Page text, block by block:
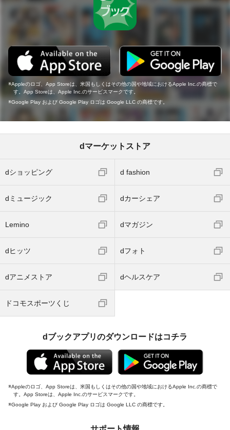
Appleのロゴ、App Storeは、米国もしくはその他の国や地域におけるApple Inc.の商標で
す。App Storeは、Apple Inc.のサービスマークです。
Google Play および Google Play ロゴは Google LLC の商標です。
dマーケットストア
dショッピング d fashion
dミュージック dカーシェア
Lemino dマガジン
dヒッツ dフォト
dアニメストア dヘルスケア
ドコモスポーツくじ
dブックアプリのダウンロードはコチラ
Appleのロゴ、App Storeは、米国もしくはその他の国や地域におけるApple Inc.の商標で
す。App Storeは、Apple Inc.のサービスマークです。
Google Play および Google Play ロゴは Google LLC の商標です。